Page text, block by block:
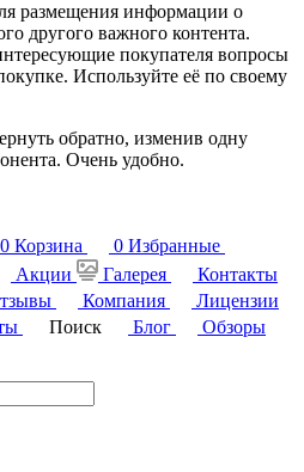
размещения информации о
другого важного контента.
покупателя вопросы
Используйте её по своему
обратно, изменив одну
Очень удобно.
0 Корзина 0 Избранные
Акции Галерея
Контакты
Компания
Лицензии
Поиск Блог
Обзоры